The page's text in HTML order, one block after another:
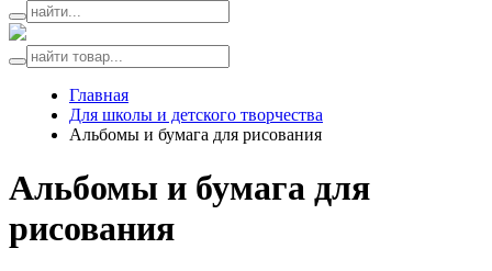
Главная
Для школы и детского творчества
Альбомы и бумага для рисования
Альбомы и бумага для
рисования